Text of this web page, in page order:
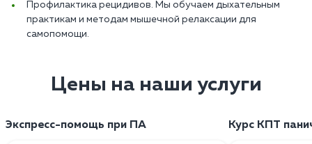
Профилактика рецидивов. Мы обучаем дыхательным
практикам и методам мышечной релаксации для
самопомощи.
Цены на наши услуги
Экспресс-помощь при ПА Курс КПТ